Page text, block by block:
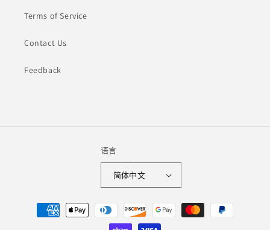
Terms of Service
Contact Us
Feedback
语言
简体中文